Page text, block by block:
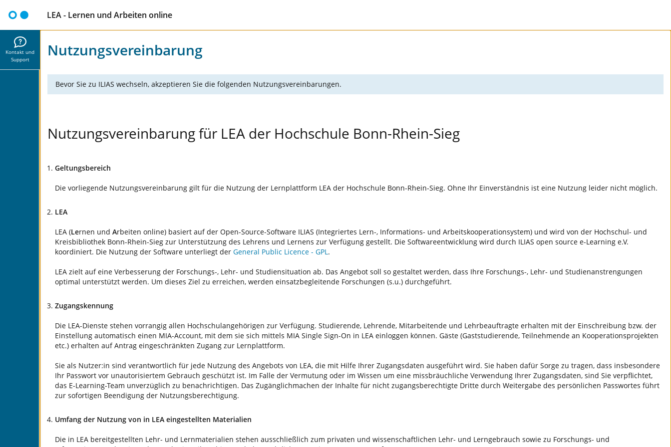
LEA - Lernen und Arbeiten online
Kontakt und
Support
Nutzungsvereinbarung
Bevor Sie zu ILIAS wechseln, akzeptieren Sie die folgenden Nutzungsvereinbarungen.
Nutzungsvereinbarung für LEA der Hochschule Bonn-Rhein-Sieg
Geltungsbereich
Die vorliegende Nutzungsvereinbarung gilt für die Nutzung der Lernplattform LEA der Hochschule Bonn-Rhein-Sieg. Ohne Ihr Einverständnis ist eine Nutzung leider nicht möglich.
LEA
LEA (Lernen und Arbeiten online) basiert auf der Open-Source-Software ILIAS (Integriertes Lern-, Informations- und Arbeitskooperationsystem) und wird von der Hochschul- und
Kreisbibliothek Bonn-Rhein-Sieg zur Unterstützung des Lehrens und Lernens zur Verfügung gestellt. Die Softwareentwicklung wird durch ILIAS open source e-Learning e.V.
koordiniert. Die Nutzung der Software unterliegt der General Public Licence - GPL.
LEA zielt auf eine Verbesserung der Forschungs-, Lehr- und Studiensituation ab. Das Angebot soll so gestaltet werden, dass Ihre Forschungs-, Lehr- und Studienanstrengungen
optimal unterstützt werden. Um dieses Ziel zu erreichen, werden einsatzbegleitende Forschungen (s.u.) durchgeführt.
Zugangskennung
Die LEA-Dienste stehen vorrangig allen Hochschulangehörigen zur Verfügung. Studierende, Lehrende, Mitarbeitende und Lehrbeauftragte erhalten mit der Einschreibung bzw. der
Einstellung automatisch einen MIA-Account, mit dem sie sich mittels MIA Single Sign-On in LEA einloggen können. Gäste (Gaststudierende, Teilnehmende an Kooperationsprojekten
etc.) erhalten auf Antrag eingeschränkten Zugang zur Lernplattform.
Sie als Nutzer:in sind verantwortlich für jede Nutzung des Angebots von LEA, die mit Hilfe Ihrer Zugangsdaten ausgeführt wird. Sie haben dafür Sorge zu tragen, dass insbesondere
Ihr Passwort vor unautorisiertem Gebrauch geschützt ist. Im Falle der Vermutung oder im Wissen um eine missbräuchliche Verwendung Ihrer Zugangsdaten, sind Sie verpflichtet,
das E-Learning-Team unverzüglich zu benachrichtigen. Das Zugänglichmachen der Inhalte für nicht zugangsberechtigte Dritte durch Weitergabe des persönlichen Passwortes führt
zur sofortigen Beendigung der Nutzungsberechtigung.
Umfang der Nutzung von in LEA eingestellten Materialien
Die in LEA bereitgestellten Lehr- und Lernmaterialien stehen ausschließlich zum privaten und wissenschaftlichen Lehr- und Lerngebrauch sowie zu Forschungs- und